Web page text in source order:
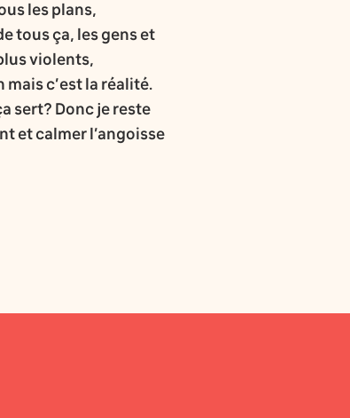
les plans,
tous ça, les gens et
violents,
c’est la réalité.
sert? Donc je reste
et calmer l’angoisse